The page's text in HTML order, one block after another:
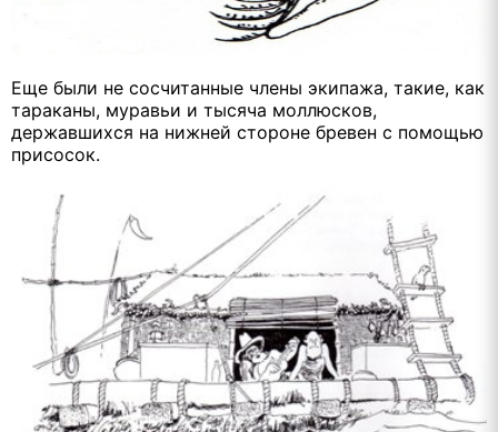
Еще были не сосчитанные члены экипажа, такие, как
тараканы, муравьи и тысяча моллюсков,
державшихся на нижней стороне бревен с помощью
присосок.